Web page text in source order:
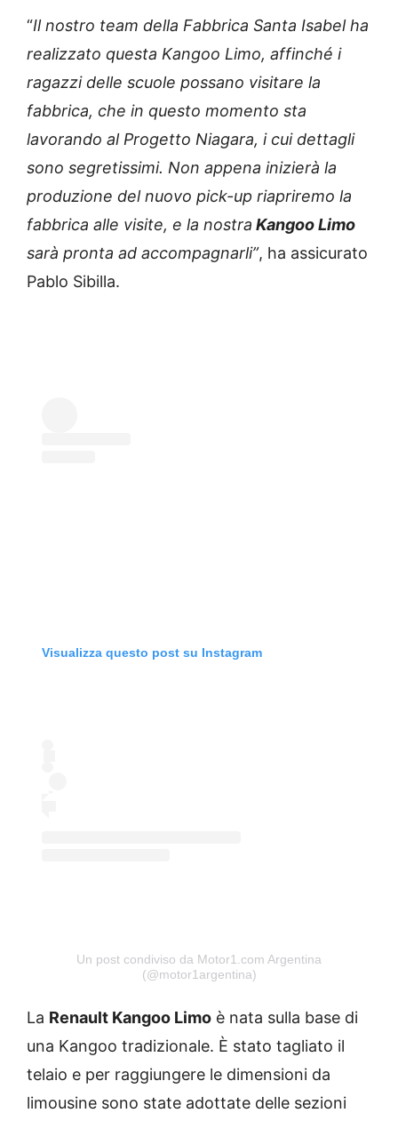
“Il nostro team della Fabbrica Santa Isabel ha
realizzato questa Kangoo Limo, affinché i
ragazzi delle scuole possano visitare la
fabbrica, che in questo momento sta
lavorando al Progetto Niagara, i cui dettagli
sono segretissimi. Non appena inizierà la
produzione del nuovo pick-up riapriremo la
fabbrica alle visite, e la nostra Kangoo Limo
sarà pronta ad accompagnarli”, ha assicurato
Pablo Sibilla.
Visualizza questo post su Instagram
Un post condiviso da Motor1.com Argentina
(@motor1argentina)
La Renault Kangoo Limo è nata sulla base di
una Kangoo tradizionale. È stato tagliato il
telaio e per raggiungere le dimensioni da
limousine sono state adottate delle sezioni